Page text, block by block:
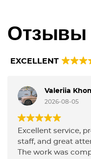
Отзывы
EXCELLENT
Valeriia
2026-08-05
Excellent service,
staff, and great
The work was